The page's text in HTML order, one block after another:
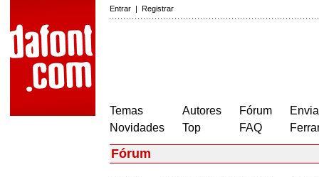
Entrar | Registrar
Temas
Novidades
Autores
Top
Fórum
FAQ
Fórum